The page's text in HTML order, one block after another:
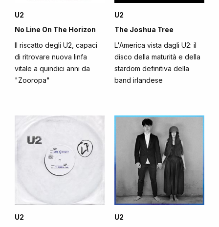
U2
No Line On The Horizon
Il riscatto degli U2, capaci
di ritrovare nuova linfa
vitale a quindici anni da
"Zooropa"
U2
The Joshua Tree
L'America vista dagli U2: il
disco della maturità e della
stardom definitiva della
band irlandese
U2
U2